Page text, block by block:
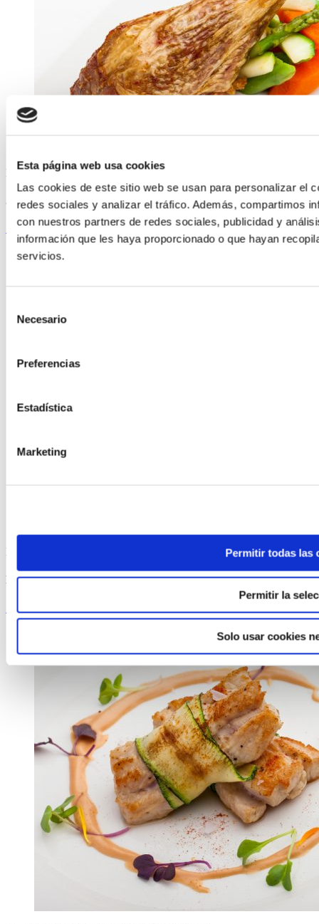
Esta página web usa cookies
Las cookies de este sitio web se usan para personalizar el
redes sociales y analizar el tráfico. Además, compartimos
con nuestros partners de redes sociales, publicidad y
información que les haya proporcionado o que hayan
servicios.
Necesario
Preferencias
Estadística
Marketing
Permitir todas las
Permitir la
Solo usar cookies
ELABORADA POR EL EQUIPO COREN
Jamoncitos de pavo asados con verduras
Seguir leyendo
ELABORADA POR EL EQUIPO COREN
Brochetas de solomillo de pavo crujientes
Seguir leyendo